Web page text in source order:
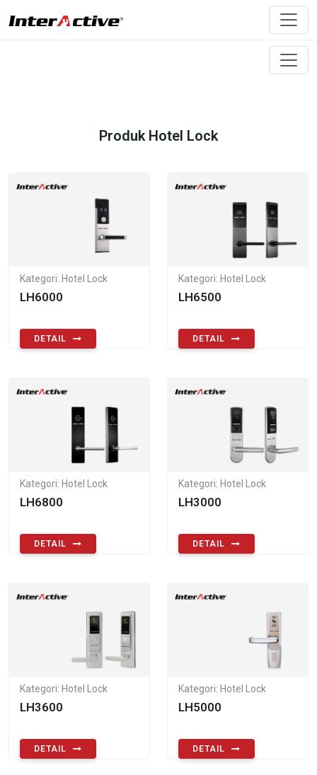
Produk Hotel Lock
Kategori: Hotel Lock
LH6000
DETAIL
Kategori: Hotel Lock
LH6500
DETAIL
Kategori: Hotel Lock
LH6800
DETAIL
Kategori: Hotel Lock
LH3000
DETAIL
Kategori: Hotel Lock
LH3600
DETAIL
Kategori: Hotel Lock
LH5000
DETAIL